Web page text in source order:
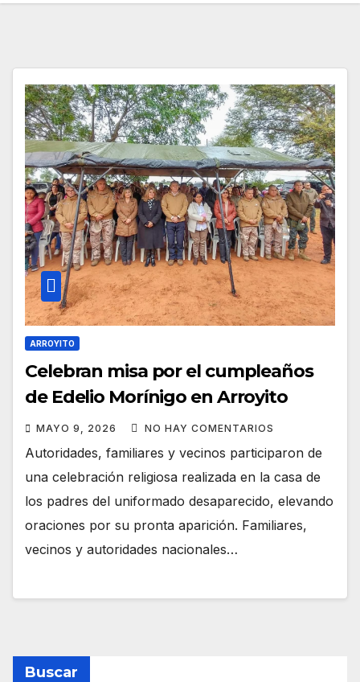
ARROYITO
Celebran misa por el cumpleaños
de Edelio Morínigo en Arroyito
MAYO 9, 2026 NO HAY COMENTARIOS
Autoridades, familiares y vecinos participaron de
una celebración religiosa realizada en la casa de
los padres del uniformado desaparecido, elevando
oraciones por su pronta aparición. Familiares,
vecinos y autoridades nacionales…
Buscar